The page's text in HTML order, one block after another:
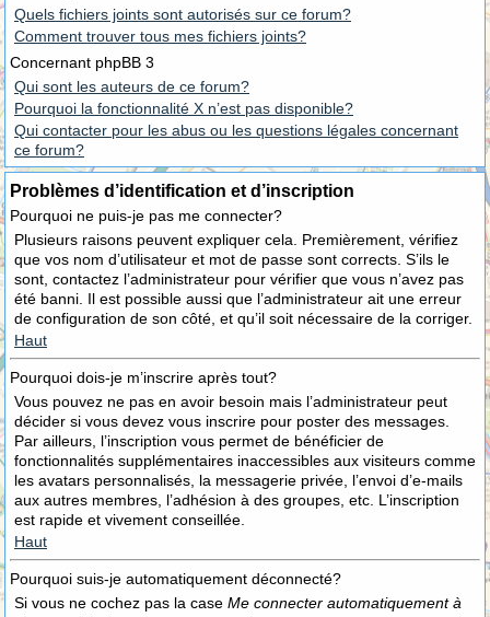
Quels fichiers joints sont autorisés sur ce forum?
Comment trouver tous mes fichiers joints?
Concernant phpBB 3
Qui sont les auteurs de ce forum?
Pourquoi la fonctionnalité X n’est pas disponible?
Qui contacter pour les abus ou les questions légales concernant
ce forum?
Problèmes d’identification et d’inscription
Pourquoi ne puis-je pas me connecter?
Plusieurs raisons peuvent expliquer cela. Premièrement, vérifiez
que vos nom d’utilisateur et mot de passe sont corrects. S’ils le
sont, contactez l’administrateur pour vérifier que vous n’avez pas
été banni. Il est possible aussi que l’administrateur ait une erreur
de configuration de son côté, et qu’il soit nécessaire de la corriger.
Haut
Pourquoi dois-je m’inscrire après tout?
Vous pouvez ne pas en avoir besoin mais l’administrateur peut
décider si vous devez vous inscrire pour poster des messages.
Par ailleurs, l’inscription vous permet de bénéficier de
fonctionnalités supplémentaires inaccessibles aux visiteurs comme
les avatars personnalisés, la messagerie privée, l’envoi d’e-mails
aux autres membres, l’adhésion à des groupes, etc. L’inscription
est rapide et vivement conseillée.
Haut
Pourquoi suis-je automatiquement déconnecté?
Si vous ne cochez pas la case Me connecter automatiquement à